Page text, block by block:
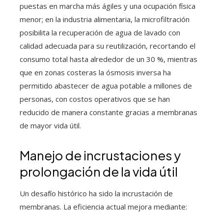
puestas en marcha más ágiles y una ocupación física
menor; en la industria alimentaria, la microfiltración
posibilita la recuperación de agua de lavado con
calidad adecuada para su reutilización, recortando el
consumo total hasta alrededor de un 30 %, mientras
que en zonas costeras la ósmosis inversa ha
permitido abastecer de agua potable a millones de
personas, con costos operativos que se han
reducido de manera constante gracias a membranas
de mayor vida útil.
Manejo de incrustaciones y
prolongación de la vida útil
Un desafío histórico ha sido la incrustación de
membranas. La eficiencia actual mejora mediante: